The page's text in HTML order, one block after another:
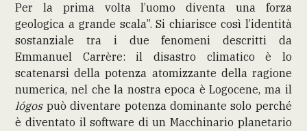
Per la prima volta l’uomo diventa una forza
geologica a grande scala”. Si chiarisce così l’identità
sostanziale tra i due fenomeni descritti da
Emmanuel Carrère: il disastro climatico è lo
scatenarsi della potenza atomizzante della ragione
numerica, nel che la nostra epoca è Logocene, ma il
lógospuò diventare potenza dominante solo perché
è diventato il software di un Macchinario planetario